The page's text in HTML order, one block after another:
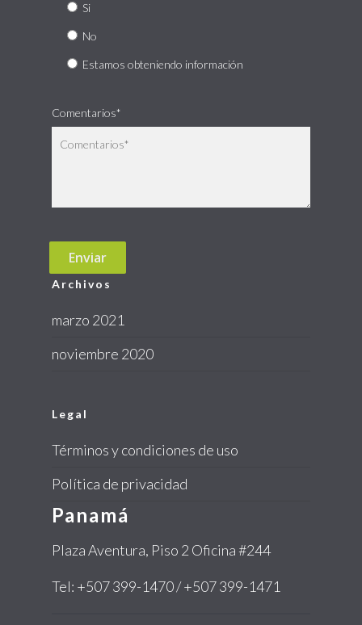
Si
No
Estamos obteniendo información
Comentarios*
Archivos
marzo 2021
noviembre 2020
Legal
Términos y condiciones de uso
Política de privacidad
Panamá
Plaza Aventura, Piso 2 Oficina #244
Tel: +507 399-1470 / +507 399-1471